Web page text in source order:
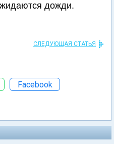
дожди.
СЛЕДУЮЩАЯ СТАТЬЯ
Facebook